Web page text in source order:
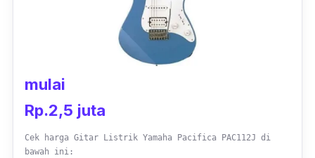
mulai
Rp.2,5 juta
Cek harga Gitar Listrik Yamaha Pacifica PAC112J di
bawah ini: